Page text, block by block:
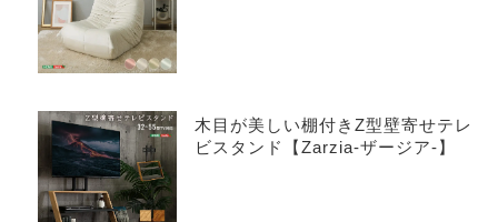
木目が美しい棚付きZ型壁寄せテレ
ビスタンド【Zarzia-ザージア-】